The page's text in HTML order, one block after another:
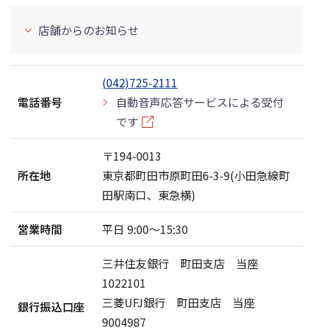
店舗からのお知らせ
電話番号
(042)725-2111
自動音声応答サービスによる受付
です
所在地
〒194-0013
東京都町田市原町田6-3-9(小田急線町
田駅南口、東急横)
営業時間 平日 9:00〜15:30
銀行振込口座
三井住友銀行 町田支店 当座
1022101
三菱UFJ銀行 町田支店 当座
9004987